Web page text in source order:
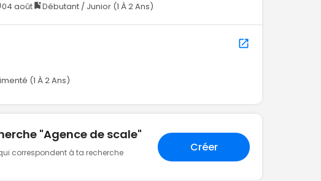
04 août Débutant / Junior (1 À 2 Ans)
(1 À 2 Ans)
"Agence de scale"
correspondent à ta recherche Créer